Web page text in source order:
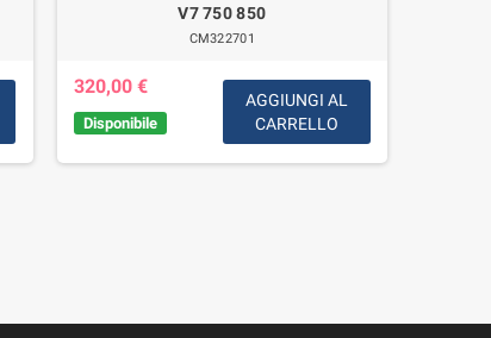
V7 750 850
CM322701
320,00 €
Disponibile
AGGIUNGI AL
CARRELLO